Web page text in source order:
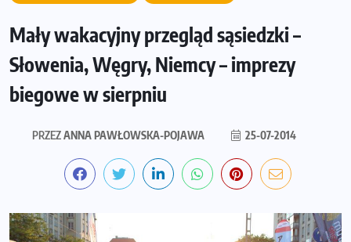
Mały wakacyjny przegląd sąsiedzki –
Słowenia, Węgry, Niemcy – imprezy
biegowe w sierpniu
PRZEZANNA PAWŁOWSKA-POJAWA 25-07-2014